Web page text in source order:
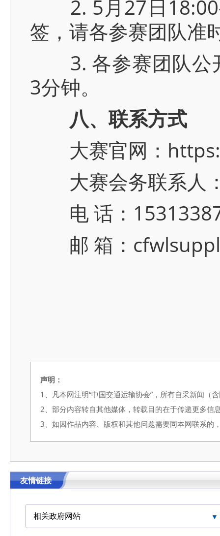
2. 5月27日18:00-
签，请各参赛团队准
3. 各参赛团队公
3分钟。
八、联系方式
大赛官网：
大赛会务联系人
电 话：
邮 箱：
声明：
1、凡本网注明“中国交通运输协会”，所有自采新闻（
2、部分内容转自其他媒体，转载目的在于传递更多信
3、如因作品内容、版权和其他问题需要同本网联系
友情链接
相关政府网站